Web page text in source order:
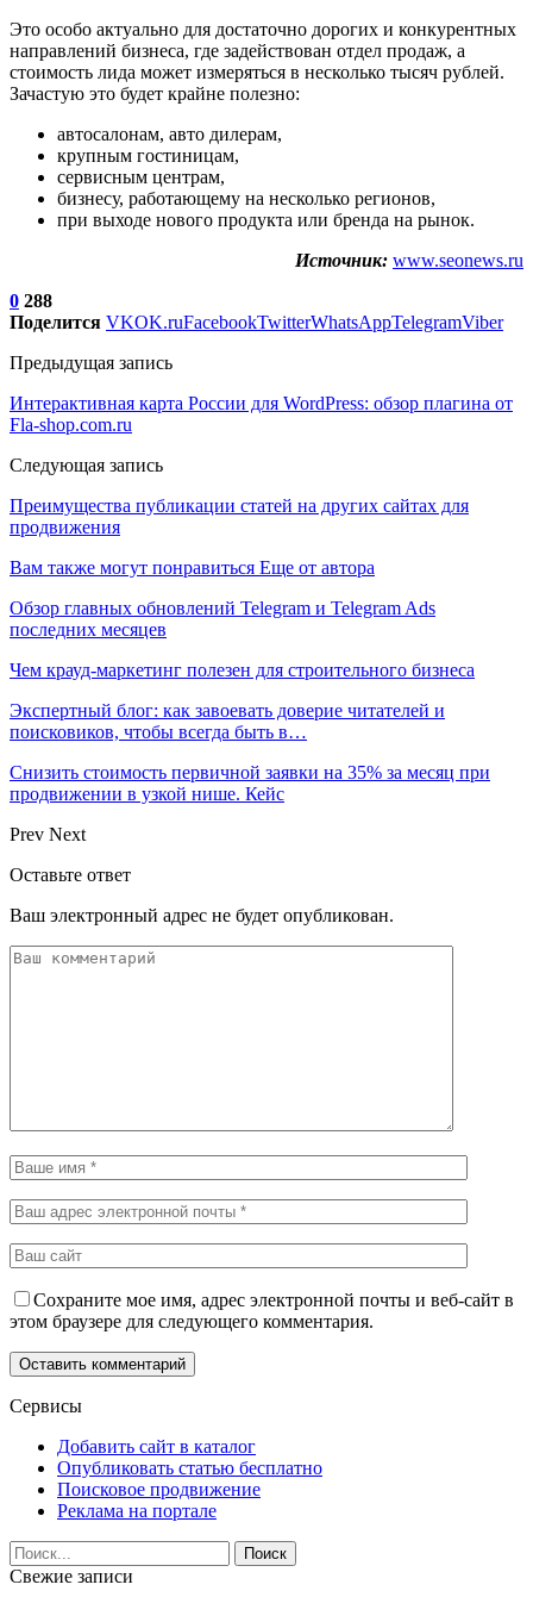
Это особо актуально для достаточно дорогих и конкурентных
направлений бизнеса, где задействован отдел продаж, а
стоимость лида может измеряться в несколько тысяч рублей.
Зачастую это будет крайне полезно:
автосалонам, авто дилерам,
крупным гостиницам,
сервисным центрам,
бизнесу, работающему на несколько регионов,
при выходе нового продукта или бренда на рынок.
Источник: www.seonews.ru
0 288
Поделится VKOK.ruFacebookTwitterWhatsAppTelegramViber
Предыдущая запись
Интерактивная карта России для WordPress: обзор плагина от
Fla-shop.com.ru
Следующая запись
Преимущества публикации статей на других сайтах для
продвижения
Вам также могут понравиться Еще от автора
Обзор главных обновлений Telegram и Telegram Ads
последних месяцев
Чем крауд-маркетинг полезен для строительного бизнеса
Экспертный блог: как завоевать доверие читателей и
поисковиков, чтобы всегда быть в…
Снизить стоимость первичной заявки на 35% за месяц при
продвижении в узкой нише. Кейс
Prev Next
Оставьте ответ
Ваш электронный адрес не будет опубликован.
Сохраните мое имя, адрес электронной почты и веб-сайт в
этом браузере для следующего комментария.
Сервисы
Добавить сайт в каталог
Опубликовать статью бесплатно
Поисковое продвижение
Реклама на портале
Свежие записи